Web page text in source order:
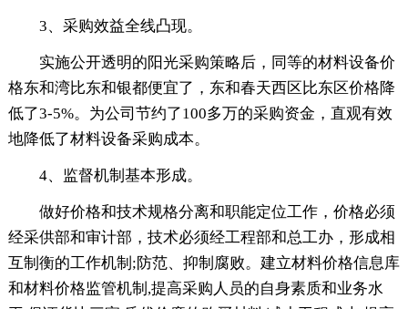
3、采购效益全线凸现。
实施公开透明的阳光采购策略后，同等的材料设备价
格东和湾比东和银都便宜了，东和春天西区比东区价格降
低了3-5%。为公司节约了100多万的采购资金，直观有效
地降低了材料设备采购成本。
4、监督机制基本形成。
做好价格和技术规格分离和职能定位工作，价格必须
经采供部和审计部，技术必须经工程部和总工办，形成相
互制衡的工作机制;防范、抑制腐败。建立材料价格信息库
和材料价格监管机制,提高采购人员的自身素质和业务水